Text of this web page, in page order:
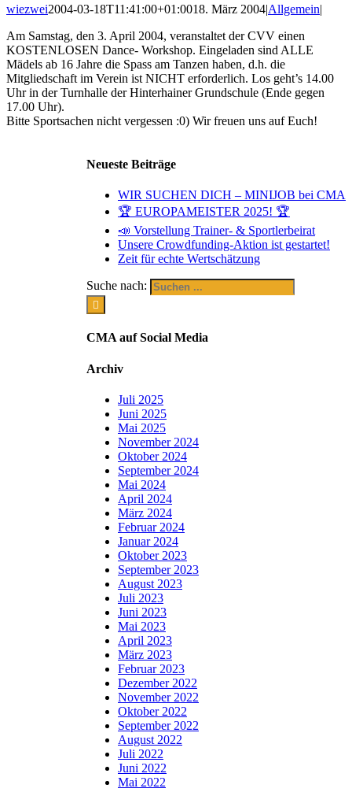
wiezwei2004-03-18T11:41:00+01:0018. März 2004|Allgemein|
Am Samstag, den 3. April 2004, veranstaltet der CVV einen
KOSTENLOSEN Dance- Workshop. Eingeladen sind ALLE
Mädels ab 16 Jahre die Spass am Tanzen haben, d.h. die
Mitgliedschaft im Verein ist NICHT erforderlich. Los geht’s 14.00
Uhr in der Turnhalle der Hinterhainer Grundschule (Ende gegen
17.00 Uhr).
Bitte Sportsachen nicht vergessen :0) Wir freuen uns auf Euch!
Neueste Beiträge
WIR SUCHEN DICH – MINIJOB bei CMA
🏆 EUROPAMEISTER 2025! 🏆
📣 Vorstellung Trainer- & Sportlerbeirat
Unsere Crowdfunding-Aktion ist gestartet!
Zeit für echte Wertschätzung
Suche nach:
CMA auf Social Media
Archiv
Juli 2025
Juni 2025
Mai 2025
November 2024
Oktober 2024
September 2024
Mai 2024
April 2024
März 2024
Februar 2024
Januar 2024
Oktober 2023
September 2023
August 2023
Juli 2023
Juni 2023
Mai 2023
April 2023
März 2023
Februar 2023
Dezember 2022
November 2022
Oktober 2022
September 2022
August 2022
Juli 2022
Juni 2022
Mai 2022